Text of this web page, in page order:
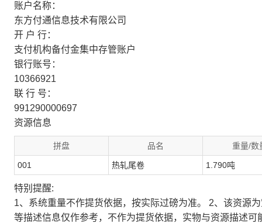
账户名称：
东方付通信息技术有限公司
开 户 行：
支付机构备付金集中存管账户
银行账号：
10366921
联 行 号：
991290000697
资源信息
拼盘 品名 重量/数
001 热轧尾卷 1.790吨
特别提醒:
1、系统重量不作提货依据，按实际过磅为准。 2、该资源
等描述信息仅作参考，不作为提货依据，实物与资源描述